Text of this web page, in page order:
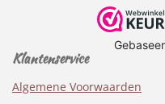
Klantenservice
Algemene Voorwaarden